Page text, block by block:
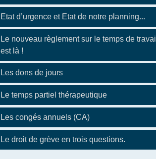
Etat d’urgence et Etat de notre planning...
Le nouveau règlement sur le temps de travail
est là !
Les dons de jours
Le temps partiel thérapeutique
Les congés annuels (CA)
Le droit de grève en trois questions.